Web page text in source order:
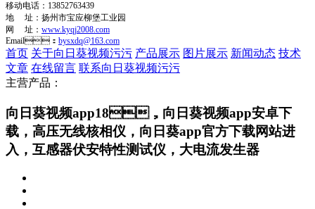
移动电话：13852763439
地 址：扬州市宝应柳堡工业园
网 址： www.kyqj2008.com
Email： bysxdq@163.com
首页 关于向日葵视频污污 产品展示 图片展示 新闻动态 技术
文章 在线留言 联系向日葵视频污污
主营产品：
向日葵视频app18，向日葵视频app安卓下
载，高压无线核相仪，向日葵app官方下载网站进
入，互感器伏安特性测试仪，大电流发生器